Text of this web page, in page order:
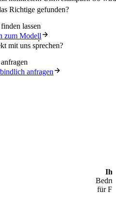
Richtige gefunden?
lassen
zum Modell
mit uns sprechen?
anfragen
für